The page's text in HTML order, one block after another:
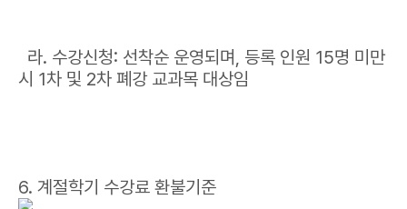
라. 수강신청: 선착순 운영되며, 등록 인원 15명 미만
시 1차 및 2차 폐강 교과목 대상임
6. 계절학기 수강료 환불기준